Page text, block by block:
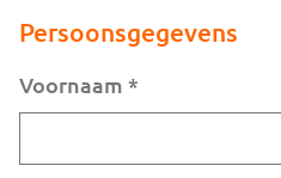
Persoonsgegevens
Voornaam *